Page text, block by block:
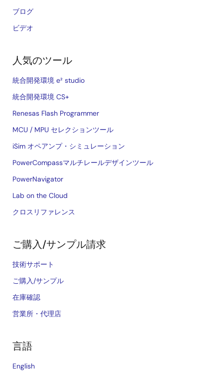
ブログ
ビデオ
人気のツール
統合開発環境 e² studio
統合開発環境 CS+
Renesas Flash Programmer
MCU / MPU セレクションツール
iSim オペアンプ・シミュレーション
PowerCompassマルチレールデザインツール
PowerNavigator
Lab on the Cloud
クロスリファレンス
ご購入/サンプル請求
技術サポート
ご購入/サンプル
在庫確認
営業所・代理店
言語
English